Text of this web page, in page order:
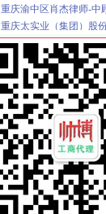
重庆太实业（集团）股
[股东会]重庆百货：
成都西南交大工程建设
【东莞货运代理|东莞货
2016年版重庆市渝中区
美亚集团-美亚国际机票
招商银行--重庆百货（）
包头到渝中区物流货运
【重庆商社力】现代,郑
人民法院公告_搜狐其它
重庆百货（）_公司公告
杜邦制冷_德国谷轮_德